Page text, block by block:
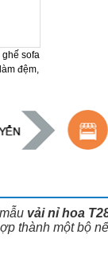
sofa
đệm,
vải nỉ hoa
thành một bộ